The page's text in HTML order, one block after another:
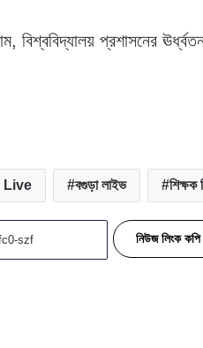
প্রশাসনের ঊর্ধ্বতন
Live বগুড়া লাইভ শিক্ষক
নিউজ লিংক